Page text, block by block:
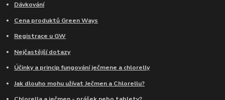
Dávkování
Cena produktů Green Ways
Registrace u GW
Nejčastější dotazy
Účinky a princip fungování ječmene a chlorelly
Jak dlouho mohu užívat Ječmen a Chlorellu?